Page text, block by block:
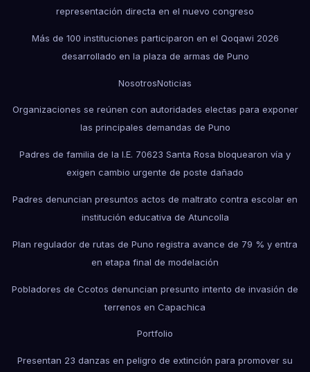
representación directa en el nuevo congreso
Más de 100 instituciones participaron en el Qoqawi 2026
desarrollado en la plaza de armas de Puno
NosotrosNoticias
Organizaciones se reúnen con autoridades electas para exponer
las principales demandas de Puno
Padres de familia de la I.E. 70623 Santa Rosa bloquearon vía y
exigen cambio urgente de poste dañado
Padres denuncian presuntos actos de maltrato contra escolar en
institución educativa de Atuncolla
Plan regulador de rutas de Puno registra avance de 79 % y entra
en etapa final de modelación
Pobladores de Ccotos denuncian presunto intento de invasión de
terrenos en Capachica
Portfolio
Presentan 23 danzas en peligro de extinción para promover su